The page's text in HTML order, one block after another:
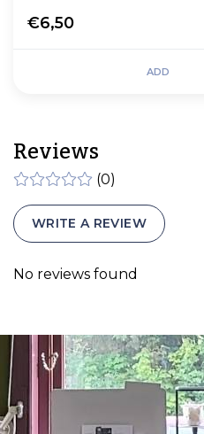
€6,50
ADD
Reviews
(0)
WRITE A REVIEW
No reviews found